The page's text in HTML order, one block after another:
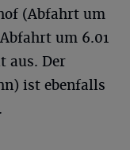
(Abfahrt um
um 6.01
aus. Der
ist ebenfalls